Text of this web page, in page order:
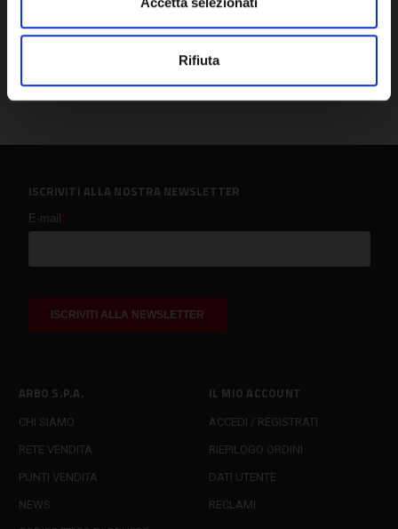
Rifiuta
ARBO S.P.A.
CHI SIAMO
RETE VENDITA
PUNTI VENDITA
NEWS
IL MIO ACCOUNT
ACCEDI / REGISTRATI
RIEPILOGO ORDINI
DATI UTENTE
RECLAMI
ISCRIVITI ALLA NOSTRA NEWSLETTER